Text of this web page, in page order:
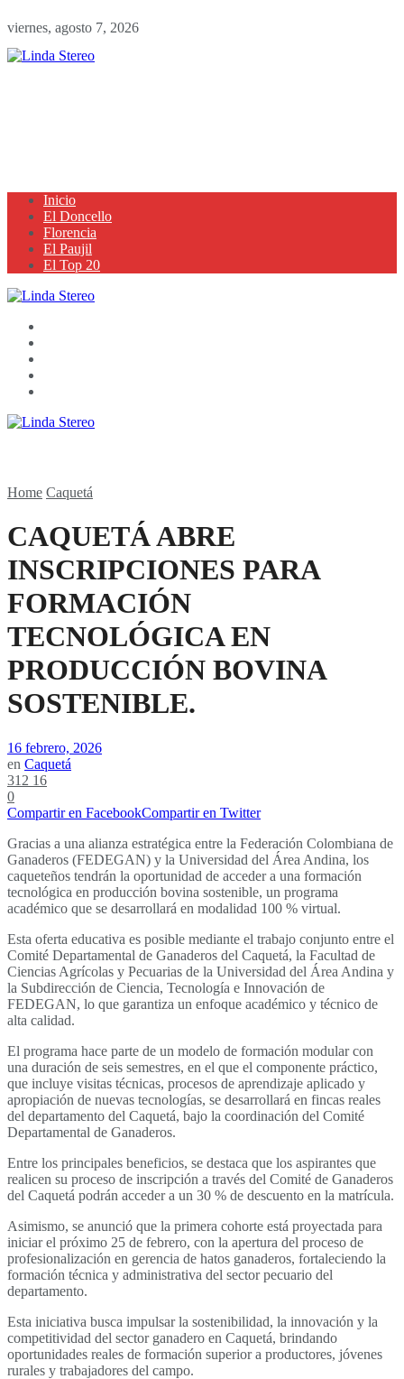
viernes, agosto 7, 2026
Inicio
El Doncello
Florencia
El Paujil
El Top 20
Home Caquetá
CAQUETÁ ABRE
INSCRIPCIONES PARA
FORMACIÓN
TECNOLÓGICA EN
PRODUCCIÓN BOVINA
SOSTENIBLE.
16 febrero, 2026
en Caquetá
312 16
0
Compartir en FacebookCompartir en Twitter
Gracias a una alianza estratégica entre la Federación Colombiana de
Ganaderos (FEDEGAN) y la Universidad del Área Andina, los
caqueteños tendrán la oportunidad de acceder a una formación
tecnológica en producción bovina sostenible, un programa
académico que se desarrollará en modalidad 100 % virtual.
Esta oferta educativa es posible mediante el trabajo conjunto entre el
Comité Departamental de Ganaderos del Caquetá, la Facultad de
Ciencias Agrícolas y Pecuarias de la Universidad del Área Andina y
la Subdirección de Ciencia, Tecnología e Innovación de
FEDEGAN, lo que garantiza un enfoque académico y técnico de
alta calidad.
El programa hace parte de un modelo de formación modular con
una duración de seis semestres, en el que el componente práctico,
que incluye visitas técnicas, procesos de aprendizaje aplicado y
apropiación de nuevas tecnologías, se desarrollará en fincas reales
del departamento del Caquetá, bajo la coordinación del Comité
Departamental de Ganaderos.
Entre los principales beneficios, se destaca que los aspirantes que
realicen su proceso de inscripción a través del Comité de Ganaderos
del Caquetá podrán acceder a un 30 % de descuento en la matrícula.
Asimismo, se anunció que la primera cohorte está proyectada para
iniciar el próximo 25 de febrero, con la apertura del proceso de
profesionalización en gerencia de hatos ganaderos, fortaleciendo la
formación técnica y administrativa del sector pecuario del
departamento.
Esta iniciativa busca impulsar la sostenibilidad, la innovación y la
competitividad del sector ganadero en Caquetá, brindando
oportunidades reales de formación superior a productores, jóvenes
rurales y trabajadores del campo.